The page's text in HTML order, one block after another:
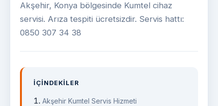
Akşehir, Konya bölgesinde Kumtel cihaz
servisi. Arıza tespiti ücretsizdir. Servis hattı:
0850 307 34 38
İÇINDEKILER
Akşehir Kumtel Servis Hizmeti